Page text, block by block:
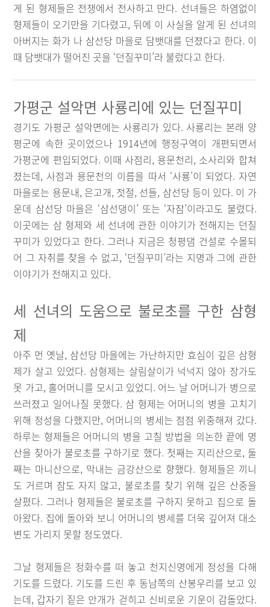
게 된 형제들은 전쟁에서 전사하고 만다. 선녀들은 하염없이
형제들이 오기만을 기다렸고, 뒤에 이 사실을 알게 된 선녀의
아버지는 화가 나 삼선당 마을로 담뱃대를 던졌다고 한다. 이
때 담뱃대가 떨어진 곳을 ‘던질꾸미’라 불렀다고 한다.
가평군 설악면 사룡리에 있는 던질꾸미
경기도 가평군 설악면에는 사룡리가 있다. 사룡리는 본래 양
평군에 속한 곳이었으나 1914년에 행정구역이 개편되면서
가평군에 편입되었다. 이때 사점리, 용문천리, 소사리와 합쳐
졌는데, 사점과 용문천의 이름을 따서 ‘사룡’이 되었다. 자연
마을로는 용문내, 은고개, 젓절, 선들, 삼선당 등이 있다. 이 가
운데 삼선당 마을은 ‘삼선댕이’ 또는 ‘자잠’이라고도 불렸다.
이곳에는 삼 형제와 세 선녀에 관한 이야기가 전해지는 던질
꾸미가 있었다고 한다. 그러나 지금은 청평댐 건설로 수몰되
어 그 자취를 찾을 수 없고, ‘던질꾸미’라는 지명과 그에 관한
이야기가 전해지고 있다.
세 선녀의 도움으로 불로초를 구한 삼형
제
아주 먼 옛날, 삼선당 마을에는 가난하지만 효심이 깊은 삼형
제가 살고 있었다. 삼형제는 살림살이가 넉넉지 않아 장가도
못 가고, 홀어머니를 모시고 있었디. 어느 날 어머니가 병으로
쓰러졌고 일어나질 못했다. 삼 형제는 어머니의 병을 고치기
위해 정성을 다했지만, 어머니의 병세는 점점 위중해져 갔다.
하루는 형제들은 어머니의 병을 고칠 방법을 의논한 끝에 명
산을 찾아가 불로초를 구하기로 했다. 첫째는 지리산으로, 둘
째는 마니산으로, 막내는 금강산으로 향했다. 형제들은 끼니
도 거르며 잠도 자지 않고, 불로초를 찾기 위해 깊은 산중을
살폈다. 그러나 형제들은 불로초를 구하지 못하고 집으로 돌
아왔다. 집에 돌아와 보니 어머니의 병세를 더욱 깊어져 대소
변도 가리지 못할 정도였다.
그날 형제들은 정화수를 떠 놓고 천지신명에게 정성을 다해
기도를 드렸다. 기도를 드린 후 동남쪽의 산봉우리를 보고 있
는데, 갑자기 짙은 안개가 걷히고 신비로운 기운이 감돌았다.